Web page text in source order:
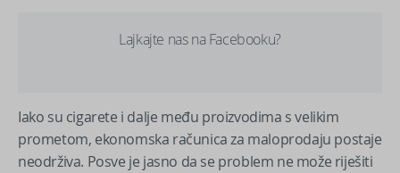
Lajkajte nas na Facebooku?
Iako su cigarete i dalje među proizvodima s velikim
prometom, ekonomska računica za maloprodaju postaje
neodrživa. Posve je jasno da se problem ne može riješiti